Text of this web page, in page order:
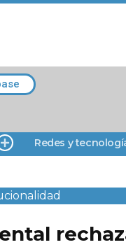
Redes y